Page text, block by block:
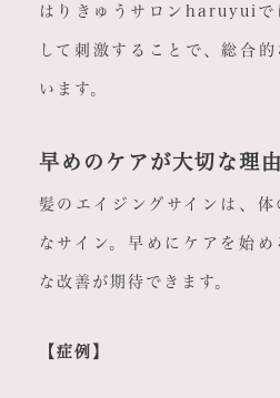
はりきゅうサロンharuyuiで
して刺激することで、総合
います。
早めのケアが大切な理由
髪のエイジングサインは、
なサイン。早めにケアを始
な改善が期待できます。
【症例】